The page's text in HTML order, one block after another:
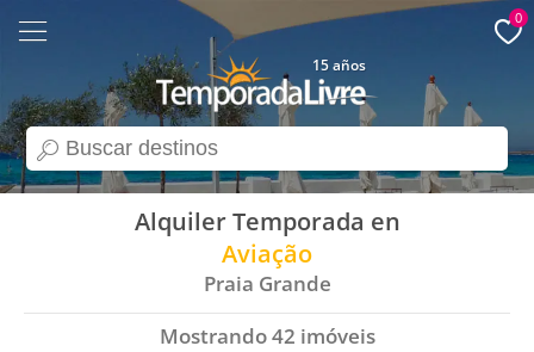
search
15 años
0
Alquiler Temporada en
Aviação
Praia Grande
Mostrando42 imóveis